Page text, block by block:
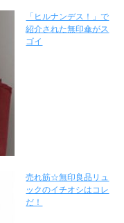
「ヒルナンデス！」で
紹介された無印傘がス
ゴイ
売れ筋☆無印良品リュ
ックのイチオシはコレ
だ！